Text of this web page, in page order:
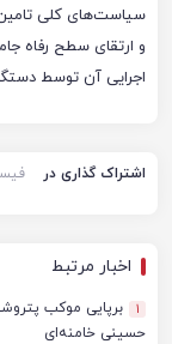
سیاست‌های کلی
و ارتقای سطح رفاه
اجرایی آن توسط
اشتراک گذاری در
اخبار مرتبط
1
برپایی موکب
حسینی خامنه‌ای